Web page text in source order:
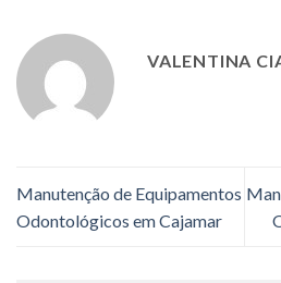
VALENTINA
Manutenção de Equipamentos
Odontológicos em Cajamar